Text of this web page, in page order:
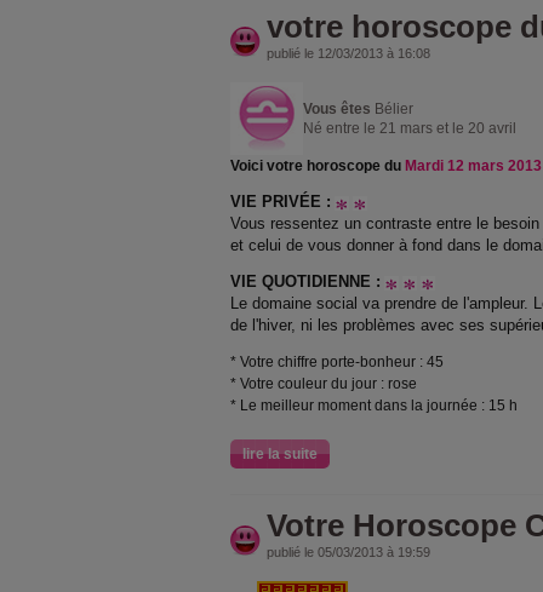
votre horoscope
publié le 12/03/2013 à 16:08
Vous êtes Bélier
Né entre le 21 mars et le 20 avril
Voici votre horoscope du Mardi 12 mars 2013
VIE PRIVÉE :
Vous ressentez un contraste entre le
et celui de vous donner à fond dans le
VIE QUOTIDIENNE :
Le domaine social va prendre de l'ampleur.
de l'hiver, ni les problèmes avec ses
* Votre chiffre porte-bonheur : 45
* Votre couleur du jour : rose
* Le meilleur moment dans la journée : 15 h
lire la suite
Votre Horoscope
publié le 05/03/2013 à 19:59